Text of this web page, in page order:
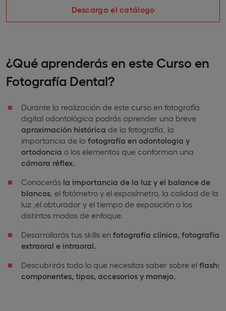
Descarga el catálogo
¿Qué aprenderás en este Curso en
Fotografía Dental?
Durante la realización de este curso en fotografía
digital odontológica podrás aprender una breve
aproximación histórica de la fotografía, la
importancia de la fotografía en odontología y
ortodoncia o los elementos que conforman una
cámara réflex.
Conocerás la importancia de la luz y el balance de
blancos , el fotómetro y el exposímetro, la calidad de la
luz ,el obturador y el tiempo de exposición o los
distintos modos de enfoque.
Desarrollarás tus skills en fotografía clínica, fotografía
extraoral e intraoral.
Descubrirás todo lo que necesitas saber sobre el flash:
componentes, tipos, accesorios y manejo.